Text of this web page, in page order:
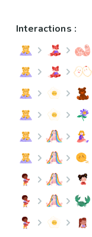
Interactions :